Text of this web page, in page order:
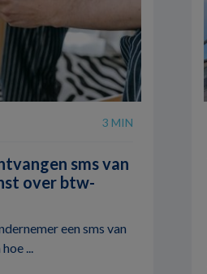
3 MIN
sms van
over btw-
een sms van
...